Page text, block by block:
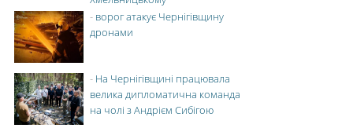
- ворог атакує Чернігівщину
дронами
- На Чернігівщині працювала
велика дипломатична команда
на чолі з Андрієм Сибігою